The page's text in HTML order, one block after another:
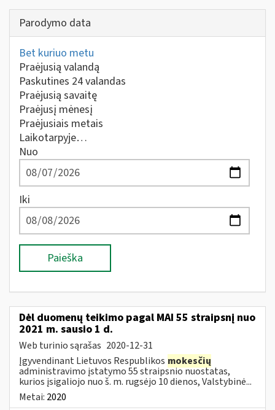
Parodymo data
Bet kuriuo metu
Praėjusią valandą
Paskutines 24 valandas
Praėjusią savaitę
Praėjusį mėnesį
Praėjusiais metais
Laikotarpyje…
Nuo
Iki
Paieška
Dėl duomenų teikimo pagal MAI 55 straipsnį nuo
2021 m. sausio 1 d.
Web turinio sąrašas 2020-12-31
Įgyvendinant Lietuvos Respublikos mokesčių
administravimo įstatymo 55 straipsnio nuostatas,
kurios įsigaliojo nuo š. m. rugsėjo 10 dienos, Valstybinė...
Metai: 2020